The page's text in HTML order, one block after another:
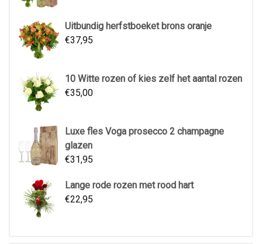
Uitbundig herfstboeket brons oranje
€37,95
10 Witte rozen of kies zelf het aantal rozen
€35,00
Luxe fles Voga prosecco 2 champagne
glazen
€31,95
Lange rode rozen met rood hart
€22,95